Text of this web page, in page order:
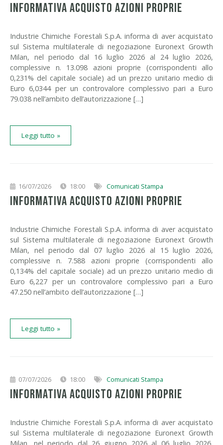
INFORMATIVA ACQUISTO AZIONI PROPRIE
Industrie Chimiche Forestali S.p.A. informa di aver acquistato
sul Sistema multilaterale di negoziazione Euronext Growth
Milan, nel periodo dal 16 luglio 2026 al 24 luglio 2026,
complessive n. 13.098 azioni proprie (corrispondenti allo
0,231% del capitale sociale) ad un prezzo unitario medio di
Euro 6,0344 per un controvalore complessivo pari a Euro
79.038 nell’ambito dell’autorizzazione […]
Leggi tutto »
16/07/2026 18:00 Comunicati Stampa
INFORMATIVA ACQUISTO AZIONI PROPRIE
Industrie Chimiche Forestali S.p.A. informa di aver acquistato
sul Sistema multilaterale di negoziazione Euronext Growth
Milan, nel periodo dal 07 luglio 2026 al 15 luglio 2026,
complessive n. 7.588 azioni proprie (corrispondenti allo
0,134% del capitale sociale) ad un prezzo unitario medio di
Euro 6,227 per un controvalore complessivo pari a Euro
47.250 nell’ambito dell’autorizzazione […]
Leggi tutto »
07/07/2026 18:00 Comunicati Stampa
INFORMATIVA ACQUISTO AZIONI PROPRIE
Industrie Chimiche Forestali S.p.A. informa di aver acquistato
sul Sistema multilaterale di negoziazione Euronext Growth